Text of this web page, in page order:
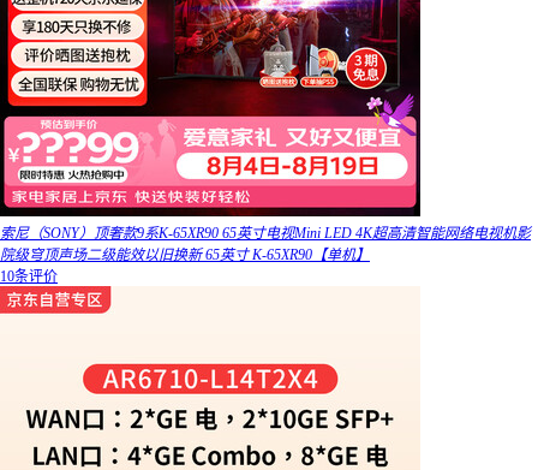
索尼（SONY）顶奢款9系K-65XR90 65英寸电视Mini LED 4K超高清智能网络电视机影
院级穹顶声场二级能效以旧换新 65英寸 K-65XR90【单机】
10条评价